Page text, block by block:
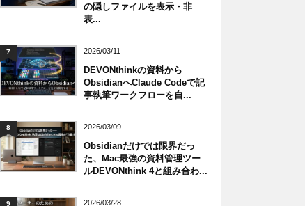
の隠しファイルを表示・非
表...
7 2026/03/11
DEVONthinkの資料から
ObsidianへClaude Codeで記
事執筆ワークフローを自...
8 2026/03/09
Obsidianだけでは限界だっ
た、Mac最強の資料管理ツー
ルDEVONthink 4と組み合わ...
9 2026/03/28